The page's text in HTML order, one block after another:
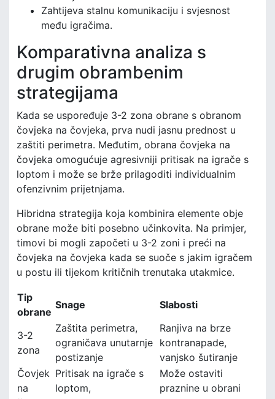
Zahtijeva stalnu komunikaciju i svjesnost
među igračima.
Komparativna analiza s
drugim obrambenim
strategijama
Kada se uspoređuje 3-2 zona obrane s obranom
čovjeka na čovjeka, prva nudi jasnu prednost u
zaštiti perimetra. Međutim, obrana čovjeka na
čovjeka omogućuje agresivniji pritisak na igrače s
loptom i može se brže prilagoditi individualnim
ofenzivnim prijetnjama.
Hibridna strategija koja kombinira elemente obje
obrane može biti posebno učinkovita. Na primjer,
timovi bi mogli započeti u 3-2 zoni i preći na
čovjeka na čovjeka kada se suoče s jakim igračem
u postu ili tijekom kritičnih trenutaka utakmice.
Tip
obrane
Snage Slabosti
3-2
zona
Zaštita perimetra,
ograničava unutarnje
postizanje
Ranjiva na brze
kontranapade,
vanjsko šutiranje
Čovjek
na
Pritisak na igrače s
loptom,
Može ostaviti
praznine u obrani